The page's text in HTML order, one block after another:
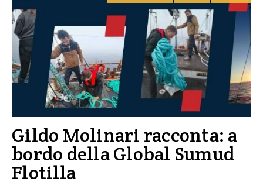
Gildo Molinari racconta: a
bordo della Global Sumud
Flotilla